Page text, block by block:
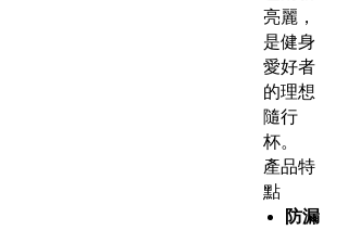
亮麗，
是健身
愛好者
的理想
隨行
杯。
產品特
點
防漏